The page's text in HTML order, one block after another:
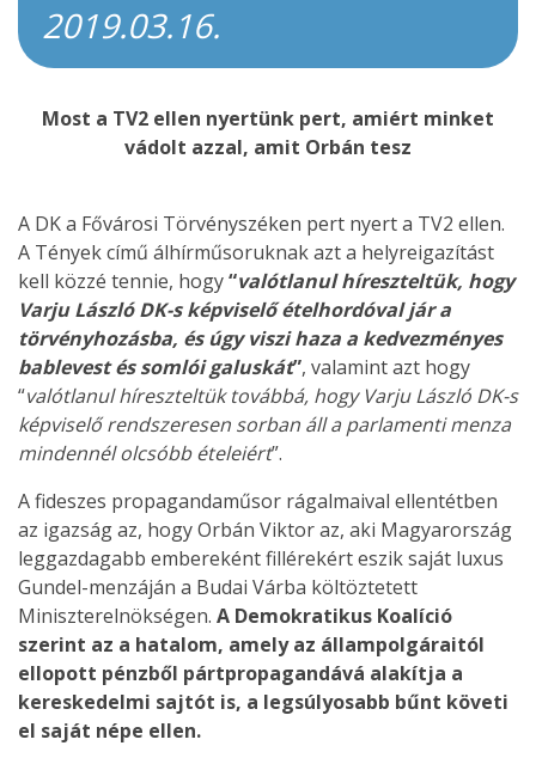
2019.03.16.
Most a TV2 ellen nyertünk pert, amiért minket
vádolt azzal, amit Orbán tesz
A DK a Fővárosi Törvényszéken pert nyert a TV2 ellen.
A Tények című álhírműsoruknak azt a helyreigazítást
kell közzé tennie, hogy“valótlanul híreszteltük, hogy
Varju László DK-s képviselő ételhordóval jár a
törvényhozásba, és úgy viszi haza a kedvezményes
bablevest és somlói galuskát”, valamint azt hogy
“valótlanul híreszteltük továbbá, hogy Varju László DK-s
képviselő rendszeresen sorban áll a parlamenti menza
mindennél olcsóbb ételeiért”.
A fideszes propagandaműsor rágalmaival ellentétben
az igazság az, hogy Orbán Viktor az, aki Magyarország
leggazdagabb embereként fillérekért eszik saját luxus
Gundel-menzáján a Budai Várba költöztetett
Miniszterelnökségen. A Demokratikus Koalíció
szerint az a hatalom, amely az állampolgáraitól
ellopott pénzből pártpropagandává alakítja a
kereskedelmi sajtót is, a legsúlyosabb bűnt követi
el saját népe ellen.